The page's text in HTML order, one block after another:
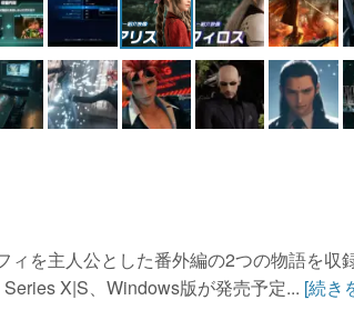
ィを主人公とした番外編の2つの物語を収
X|S、Windows版が発売予定... [続き